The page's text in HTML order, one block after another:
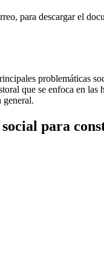
para descargar el
problemáticas
que se enfoca en
general.
para